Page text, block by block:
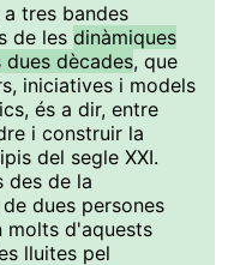
tres bandes
de les dinàmiques
dècades, que
iniciatives i models
és a dir, entre
i construir la
del segle XXI.
des de la
dues persones
molts d'aquests
lluites pel